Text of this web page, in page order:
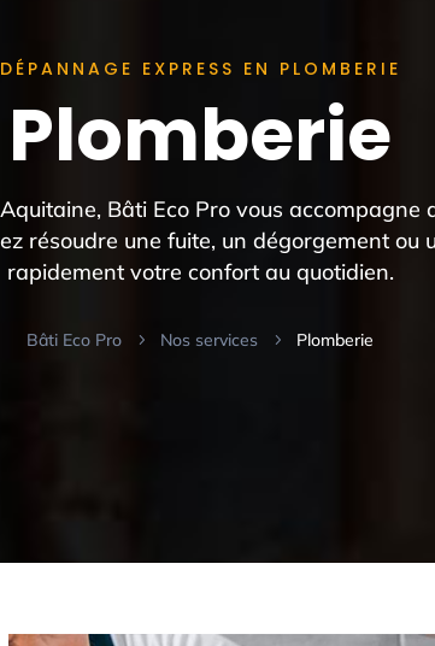
DÉPANNAGE EXPRESS EN PLOMBERIE
Plomberie
Bâti Eco Pro vous
résoudre une fuite, un dégorgement
rapidement votre confort au quotidien.
Bâti Eco Pro 5 Nos services 5 Plomberie